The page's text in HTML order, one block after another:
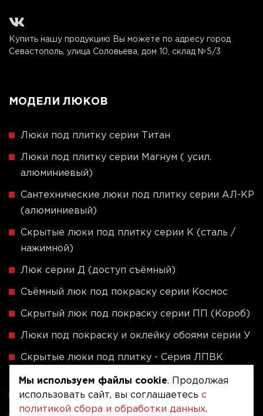
Купить нашу продукцию Вы можете по адресу город
Севастополь, улица Соловьева, дом 10, склад №5/3
МОДЕЛИ ЛЮКОВ
Люки под плитку серии Титан
Люки под плитку серии Магнум ( усил.
алюминиевый)
Сантехнические люки под плитку серии АЛ-КР
(алюминиевый)
Скрытые люки под плитку серии K (сталь /
нажимной)
Люк серии Д (доступ съёмный)
Съёмный люк под покраску серии Космос
Скрытый люк под покраску серии ПП (Короб)
Люки под покраску и оклейку обоями серии У
Скрытые люки под плитку - Серия ЛПВК
Ревизионные люки серии A (сталь / присоска)
Мы используем файлы cookie. Продолжая
использовать сайт, вы соглашаетесь с
политикой сбора и обработки данных.